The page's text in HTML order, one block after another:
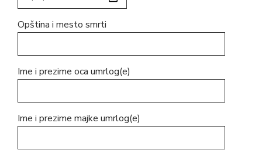
Opština i mesto smrti
Ime i prezime oca umrlog(e)
Ime i prezime majke umrlog(e)